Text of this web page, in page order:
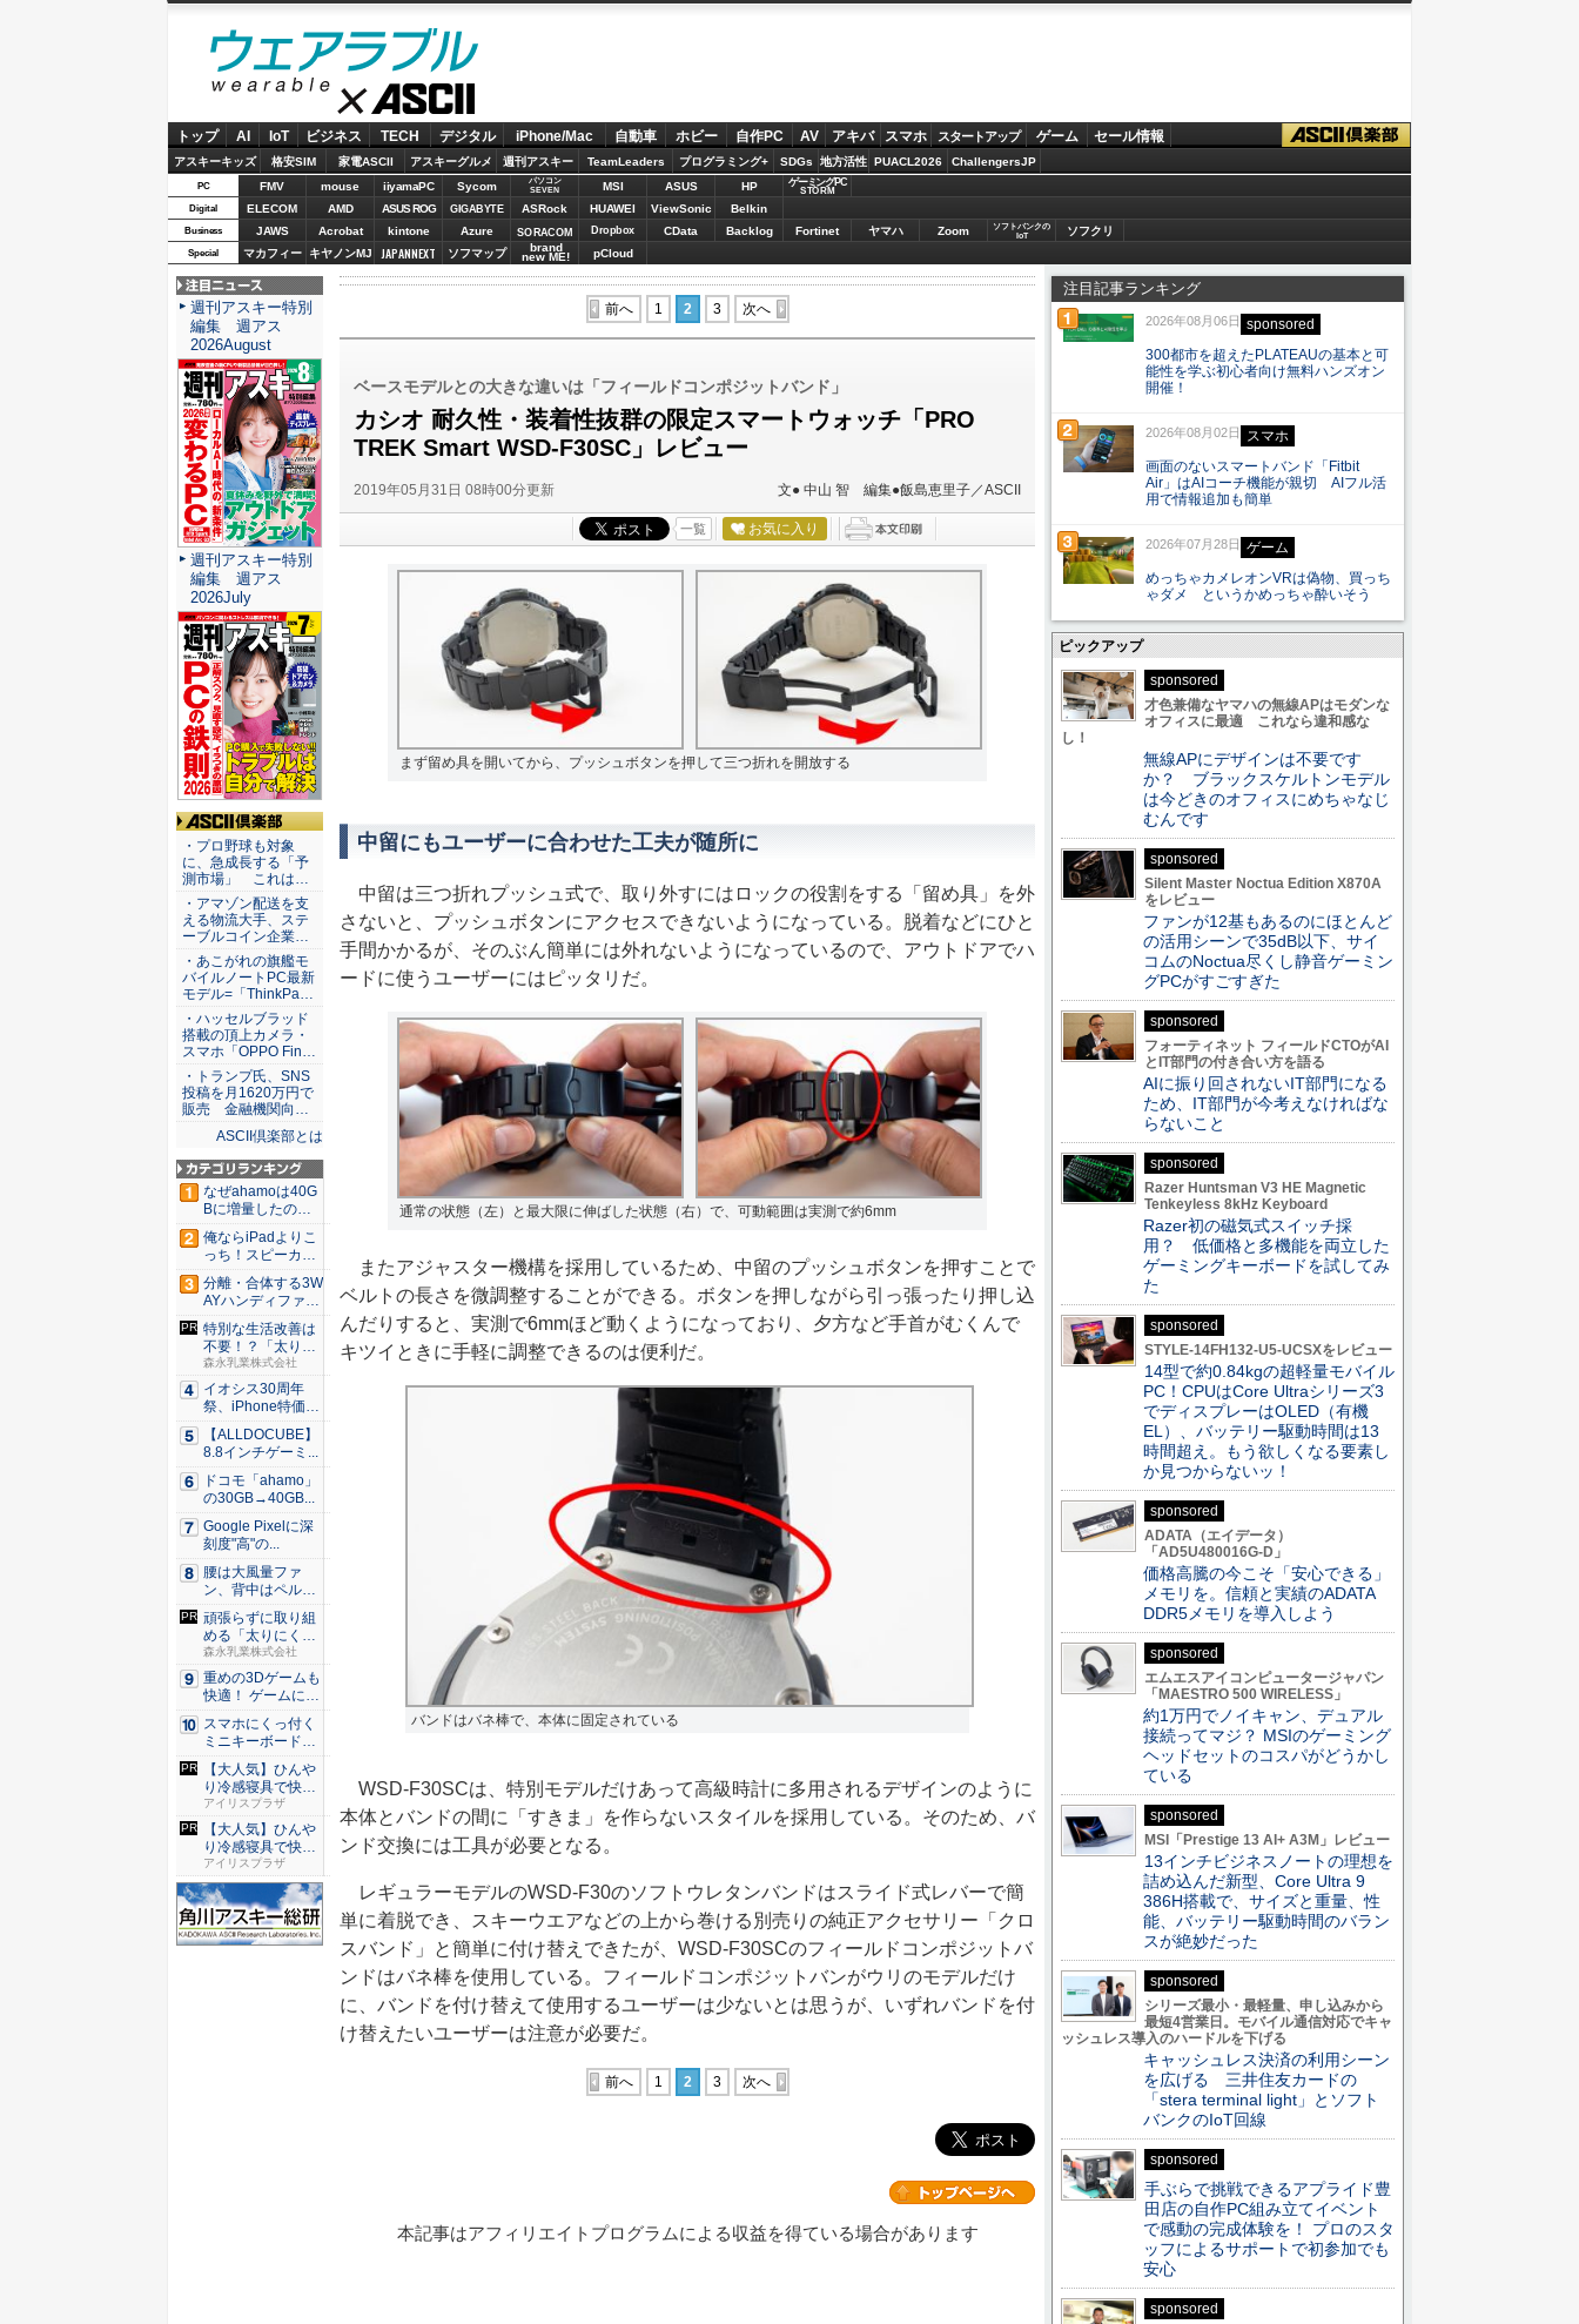
ウェアラブル
ASCII
トップ AI IoT ビジネス TECH デジタル iPhone/Mac 自動車 ホビー 自作PC AV アキバ スマホ スタートアップ ゲーム セール情報
アスキーキッズ 格安SIM 家電ASCII アスキーグルメ 週刊アスキー TeamLeaders プログラミング+ SDGs 地方活性 PUACL2026 ChallengersJP
PC FMV mouse iiyamaPC Sycom
パソコン
SEVEN
MSI ASUS HP ゲーミングPC
STORM
Digital ELECOM AMD ASUS ROG GIGABYTE ASRock HUAWEI ViewSonic Belkin
Business JAWS Acrobat kintone Azure SORACOM Dropbox CData Backlog Fortinet ヤマハ Zoom
ソフトバンクの
IoT
ソフクリ
Special マカフィー キヤノンMJ JAPANNEXT ソフマップ brand
new ME! pCloud
前へ 1 2 3 次へ
ベースモデルとの大きな違いは「フィールドコンポジットバンド」
カシオ 耐久性・装着性抜群の限定スマートウォッチ「PRO
TREK Smart WSD-F30SC」レビュー
2019年05月31日 08時00分更新 文● 中山 智 編集●飯島恵里子／ASCII
一覧 お気に入り
まず留め具を開いてから、プッシュボタンを押して三つ折れを開放する
中留にもユーザーに合わせた工夫が随所に
中留は三つ折れプッシュ式で、取り外すにはロックの役割をする「留め具」を外
さないと、プッシュボタンにアクセスできないようになっている。脱着などにひと
手間かかるが、そのぶん簡単には外れないようになっているので、アウトドアでハ
ードに使うユーザーにはピッタリだ。
通常の状態（左）と最大限に伸ばした状態（右）で、可動範囲は実測で約6mm
またアジャスター機構を採用しているため、中留のプッシュボタンを押すことで
ベルトの長さを微調整することができる。ボタンを押しながら引っ張ったり押し込
んだりすると、実測で6mmほど動くようになっており、夕方など手首がむくんで
キツイときに手軽に調整できるのは便利だ。
バンドはバネ棒で、本体に固定されている
WSD-F30SCは、特別モデルだけあって高級時計に多用されるデザインのように
本体とバンドの間に「すきま」を作らないスタイルを採用している。そのため、バ
ンド交換には工具が必要となる。
レギュラーモデルのWSD-F30のソフトウレタンバンドはスライド式レバーで簡
単に着脱でき、スキーウエアなどの上から巻ける別売りの純正アクセサリー「クロ
スバンド」と簡単に付け替えできたが、WSD-F30SCのフィールドコンポジットバ
ンドはバネ棒を使用している。フィールドコンポジットバンがウリのモデルだけ
に、バンドを付け替えて使用するユーザーは少ないとは思うが、いずれバンドを付
け替えたいユーザーは注意が必要だ。
前へ 1 2 3 次へ
本記事はアフィリエイトプログラムによる収益を得ている場合があります
注目ニュース
週刊アスキー特別
編集 週アス
2026August
週刊アスキー特別
編集 週アス
2026July
ASCII倶楽部
・プロ野球も対象
に、急成長する「予
測市場」 これは…
・アマゾン配送を支
える物流大手、ステ
ーブルコイン企業…
・あこがれの旗艦モ
バイルノートPC最新
モデル=「ThinkPa…
・ハッセルブラッド
搭載の頂上カメラ・
スマホ「OPPO Fin…
・トランプ氏、SNS
投稿を月1620万円で
販売 金融機関向…
ASCII倶楽部とは
なぜahamoは40G
Bに増量したの
か ...
俺ならiPadよりこ
っち！スピーカー
9個...
分離・合体する3W
AYハンディファ
ン。置...
特別な生活改善は
不要！？「太りに
くいカラ...
森永乳業株式会社
イオシス30周年
祭、iPhone特価品
を...
【ALLDOCUBE】
8.8インチゲーミ...
ドコモ「ahamo」
の30GB→40GB...
Google Pixelに深
刻度"高"の...
腰は大風量ファ
ン、背中はペルチ
ェ冷却。ダ...
頑張らずに取り組
める「太りにくい
カラダづ...
森永乳業株式会社
重めの3Dゲームも
快適！ ゲームに強
いH...
スマホにくっ付く
ミニキーボード！
触ってわ...
【大人気】ひんや
り冷感寝具で快適
な睡眠を...
アイリスプラザ
【大人気】ひんや
り冷感寝具で快適
な睡眠を...
アイリスプラザ
注目記事ランキング
2026年08月06日 sponsored
300都市を超えたPLATEAUの基本と可
能性を学ぶ初心者向け無料ハンズオン
開催！
2026年08月02日
スマホ
画面のないスマートバンド「Fitbit
Air」はAIコーチ機能が親切 AIフル活
用で情報追加も簡単
2026年07月28日 ゲーム
めっちゃカメレオンVRは偽物、買っち
ゃダメ というかめっちゃ酔いそう
ピックアップ
sponsored
才色兼備なヤマハの無線APはモダンな
オフィスに最適 これなら違和感な
し！
無線APにデザインは不要です
か？ ブラックスケルトンモデル
は今どきのオフィスにめちゃなじ
むんです
sponsored
Silent Master Noctua Edition X870A
をレビュー
ファンが12基もあるのにほとんど
の活用シーンで35dB以下、サイ
コムのNoctua尽くし静音ゲーミン
グPCがすごすぎた
sponsored
フォーティネット フィールドCTOがAI
とIT部門の付き合い方を語る
AIに振り回されないIT部門になる
ため、IT部門が今考えなければな
らないこと
sponsored
Razer Huntsman V3 HE Magnetic
Tenkeyless 8kHz Keyboard
Razer初の磁気式スイッチ採
用？ 低価格と多機能を両立した
ゲーミングキーボードを試してみ
た
sponsored
STYLE-14FH132-U5-UCSXをレビュー
14型で約0.84kgの超軽量モバイル
PC！CPUはCore Ultraシリーズ3
でディスプレーはOLED（有機
EL）、バッテリー駆動時間は13
時間超え。もう欲しくなる要素し
か見つからないッ！
sponsored
ADATA（エイデータ）
「AD5U480016G-D」
価格高騰の今こそ「安心できる」
メモリを。信頼と実績のADATA
DDR5メモリを導入しよう
sponsored
エムエスアイコンピュータージャパン
「MAESTRO 500 WIRELESS」
約1万円でノイキャン、デュアル
接続ってマジ？ MSIのゲーミング
ヘッドセットのコスパがどうかし
ている
sponsored
MSI「Prestige 13 AI+ A3M」レビュー
13インチビジネスノートの理想を
詰め込んだ新型、Core Ultra 9
386H搭載で、サイズと重量、性
能、バッテリー駆動時間のバラン
スが絶妙だった
sponsored
シリーズ最小・最軽量、申し込みから
最短4営業日。モバイル通信対応でキャ
ッシュレス導入のハードルを下げる
キャッシュレス決済の利用シーン
を広げる 三井住友カードの
「stera terminal light」とソフト
バンクのIoT回線
sponsored
手ぶらで挑戦できるアプライド豊
田店の自作PC組み立てイベント
で感動の完成体験を！ プロのスタ
ッフによるサポートで初参加でも
安心
sponsored